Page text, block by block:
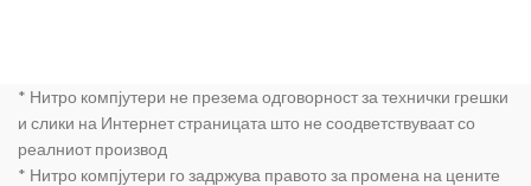
* Нитро компјутери не презема одговорност за технички грешки
и слики на Интернет страницата што не соодветствуваат со
реалниот производ
* Нитро компјутери го задржува правото за промена на цените